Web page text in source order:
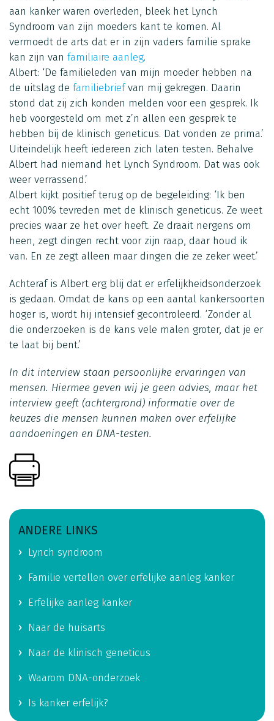
aan kanker waren overleden, bleek het Lynch
Syndroom van zijn moeders kant te komen. Al
vermoedt de arts dat er in zijn vaders familie sprake
kan zijn van familiaire aanleg.
Albert: ‘De familieleden van mijn moeder hebben na
de uitslag de familiebriefvan mij gekregen. Daarin
stond dat zij zich konden melden voor een gesprek. Ik
heb voorgesteld om met z’n allen een gesprek te
hebben bij de klinisch geneticus. Dat vonden ze prima.’
Uiteindelijk heeft iedereen zich laten testen. Behalve
Albert had niemand het Lynch Syndroom. Dat was ook
weer verrassend.’
Albert kijkt positief terug op de begeleiding: ‘Ik ben
echt 100% tevreden met de klinisch geneticus. Ze weet
precies waar ze het over heeft. Ze draait nergens om
heen, zegt dingen recht voor zijn raap, daar houd ik
van. En ze zegt alleen maar dingen die ze zeker weet.’
Achteraf is Albert erg blij dat er erfelijkheidsonderzoek
is gedaan. Omdat de kans op een aantal kankersoorten
hoger is, wordt hij intensief gecontroleerd. ‘Zonder al
die onderzoeken is de kans vele malen groter, dat je er
te laat bij bent.’
In dit interview staan persoonlijke ervaringen van
mensen. Hiermee geven wij je geen advies, maar het
interview geeft (achtergrond) informatie over de
keuzes die mensen kunnen maken over erfelijke
aandoeningen en DNA-testen.
ANDERE LINKS
Lynch syndroom
Familie vertellen over erfelijke aanleg kanker
Erfelijke aanleg kanker
Naar de huisarts
Naar de klinisch geneticus
Waarom DNA-onderzoek
Is kanker erfelijk?